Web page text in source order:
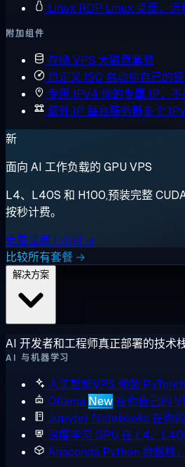
Linux RDP Linux 桌面，远
附加组件
存储 VPS 大磁盘套餐
自定义 ISO 启动你自己的
专用 IPv4 你的专属 IP，不
额外 IP 每台服务器多个
新
面向 AI 工作负载的 GPU VPS
L4、L40S 和 H100,预装完整
按秒计费。
免费试用 1 小时 →
比较所有套餐 →
AI 开发者和工程师真正部署的技术栈
AI 与机器学习
人工智能VPS 预装
Ollama New在你自己的
Jupyter Notebooks 在你
深度学习 GPU 在 L4、
Anaconda Python 数据栈